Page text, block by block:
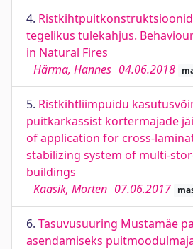
4.
tegelikus tulekahjus.
in Natural Fires
Härma, Hannes 04.06.2018
5. Ristkihtliimpuidu
puitkarkassist kortermajade
of application for cross-
stabilizing system of multi-
buildings
Kaasik, Morten 07.06.2017
6. Tasuvusuuring Mustamäe
asendamiseks